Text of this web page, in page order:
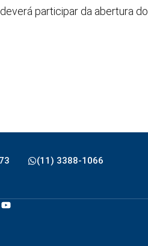
participar da abertura do
(11) 3388-1066